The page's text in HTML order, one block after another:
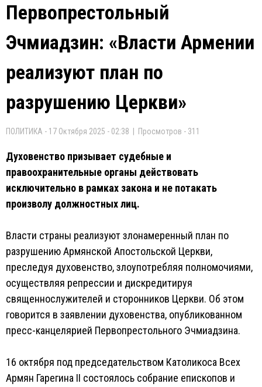
Первопрестольный
Эчмиадзин: «Власти Армении
реализуют план по
разрушению Церкви»
ПОЛИТИКА - 17 Октября 2025 - 02:38 | Просмотров - 311
Духовенство призывает судебные и
правоохранительные органы действовать
исключительно в рамках закона и не потакать
произволу должностных лиц.
Власти страны реализуют злонамеренный план по
разрушению Армянской Апостольской Церкви,
преследуя духовенство, злоупотребляя полномочиями,
осуществляя репрессии и дискредитируя
священнослужителей и сторонников Церкви. Об этом
говорится в заявлении духовенства, опубликованном
пресс-канцелярией Первопрестольного Эчмиадзина.
16 октября под председательством Католикоса Всех
Армян Гарегина II состоялось собрание епископов и